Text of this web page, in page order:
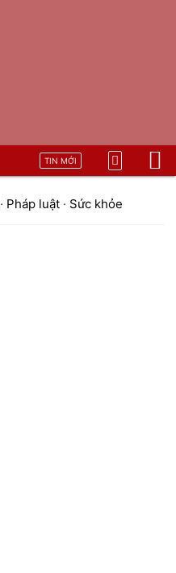
TIN MỚI
· Pháp luật · Sức khỏe